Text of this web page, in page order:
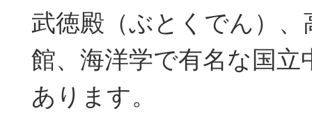
武徳殿（ぶとくでん）、
館、海洋学で有名な国立
あります。